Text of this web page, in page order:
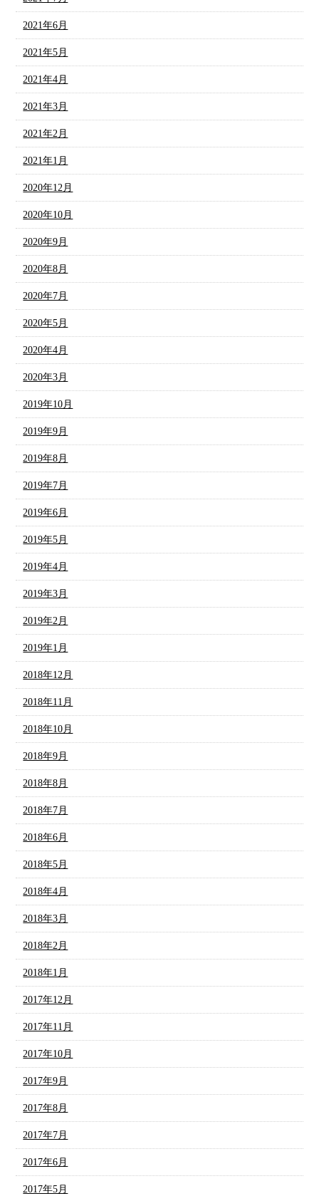
2021年6月
2021年5月
2021年4月
2021年3月
2021年2月
2021年1月
2020年12月
2020年10月
2020年9月
2020年8月
2020年7月
2020年5月
2020年4月
2020年3月
2019年10月
2019年9月
2019年8月
2019年7月
2019年6月
2019年5月
2019年4月
2019年3月
2019年2月
2019年1月
2018年12月
2018年11月
2018年10月
2018年9月
2018年8月
2018年7月
2018年6月
2018年5月
2018年4月
2018年3月
2018年2月
2018年1月
2017年12月
2017年11月
2017年10月
2017年9月
2017年8月
2017年7月
2017年6月
2017年5月